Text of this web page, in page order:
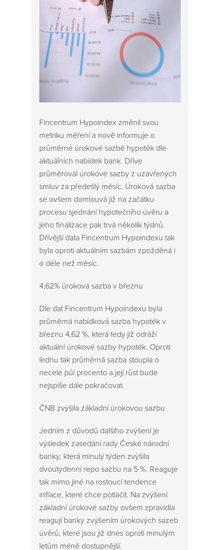
Fincentrum Hypoindex změnil svou
metriku měření a nově informuje o
průměrné úrokové sazbě hypoték dle
aktuálních nabídek bank. Dříve
průměroval úrokové sazby z uzavřených
smluv za předešlý měsíc. Úroková sazba
se ovšem domlouvá již na začátku
procesu sjednání hypotečního úvěru a
jeho finalizace pak trvá několik týdnů.
Dřívější data Fincentrum Hypoindexu tak
byla oproti aktuálním sazbám zpožděná i
o déle než měsíc.
4,62% úroková sazba v březnu
Dle dat Fincentrum Hypoindexu byla
průměrná nabídková sazba hypoték v
březnu 4,62 %, která tedy již odráží
aktuální úrokové sazby hypoték. Oproti
lednu tak průměrná sazba stoupla o
necelé půl procento a její růst bude
nejspíše dále pokračovat.
ČNB zvýšila základní úrokovou sazbu
Jedním z důvodů dalšího zvýšení je
výsledek zasedání rady České národní
banky, která minulý týden zvýšila
dvoutýdenní repo sazbu na 5 %. Reaguje
tak mimo jiné na rostoucí tendence
inflace, které chce potlačit. Na zvýšení
základní úrokové sazby ovšem zpravidla
reagují banky zvýšením úrokových sazeb
úvěrů, které jsou již dnes oproti minulým
letům méně dostupnější.